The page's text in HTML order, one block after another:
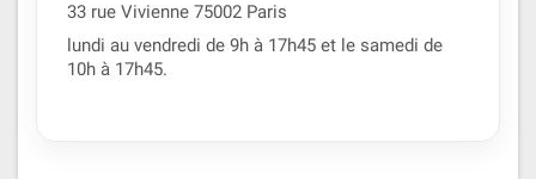
33 rue Vivienne 75002 Paris
lundi au vendredi de 9h à 17h45 et le samedi de
10h à 17h45.